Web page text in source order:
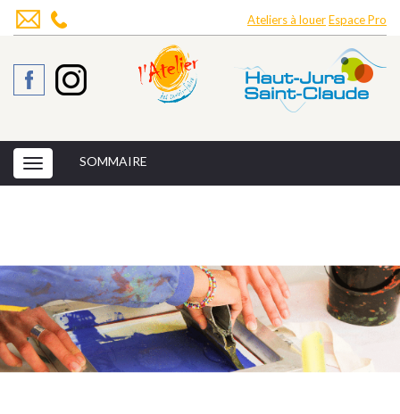
Ateliers à louerEspace Pro
SOMMAIRE